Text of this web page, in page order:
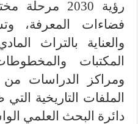
رؤية 2030
فضاءات المعرفة،
والعناية بالتراث
المكتبات
ومراكز الدراسات
الملفات التاريخية
دائرة البحث العلمي